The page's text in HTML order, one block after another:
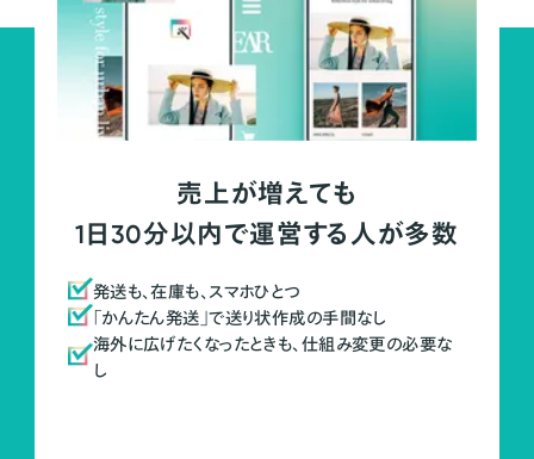
売上が増えても
1日30分以内で運営する人が多数
発送も、在庫も、スマホひとつ
「かんたん発送」で送り状作成の手間なし
海外に広げたくなったときも、仕組み変更の必要な
し